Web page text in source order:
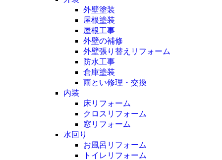
外壁塗装
屋根塗装
屋根工事
外壁の補修
外壁張り替えリフォーム
防水工事
倉庫塗装
雨とい修理・交換
内装
床リフォーム
クロスリフォーム
窓リフォーム
水回り
お風呂リフォーム
トイレリフォーム